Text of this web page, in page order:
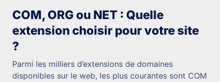
COM, ORG ou NET : Quelle
extension choisir pour votre site
?
Parmi les milliers d’extensions de domaines
disponibles sur le web, les plus courantes sont COM